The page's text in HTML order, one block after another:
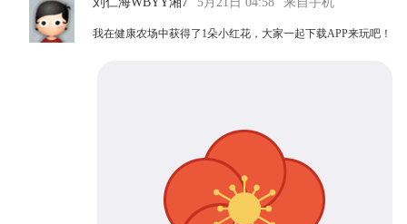
我在健康农场中获得了1朵小红花，大家一起下载APP来玩吧！